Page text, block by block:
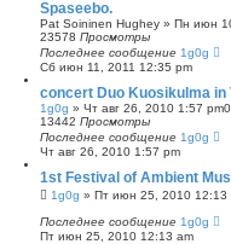
Spaseebo.
Pat Soininen Hughey » Пн июн
23578 Просмотры
Последнее сообщение 1g0g
Сб июн 11, 2011 12:35 pm
concert Duo Kuosikulma in
1g0g » Чт авг 26, 2010 1:57 pm0
13442 Просмотры
Последнее сообщение 1g0g
Чт авг 26, 2010 1:57 pm
1st Festival of Ambient
1g0g » Пт июн 25, 2010 12:13
Последнее сообщение 1g0g
Пт июн 25, 2010 12:13 am